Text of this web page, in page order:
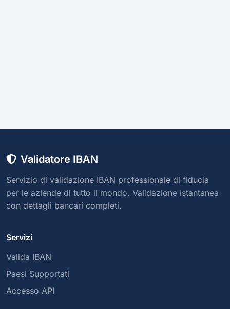
Validatore IBAN
Servizio di validazione IBAN professionale di fiducia
per le aziende di tutto il mondo. Validazione istantanea
con dettagli bancari completi.
Servizi
Valida IBAN
Paesi Supportati
Accesso API